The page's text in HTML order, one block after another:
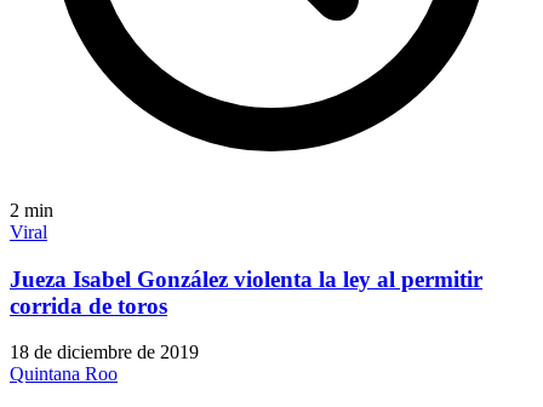
2 min
Viral
Jueza Isabel González violenta la ley al permitir
corrida de toros
18 de diciembre de 2019
Quintana Roo